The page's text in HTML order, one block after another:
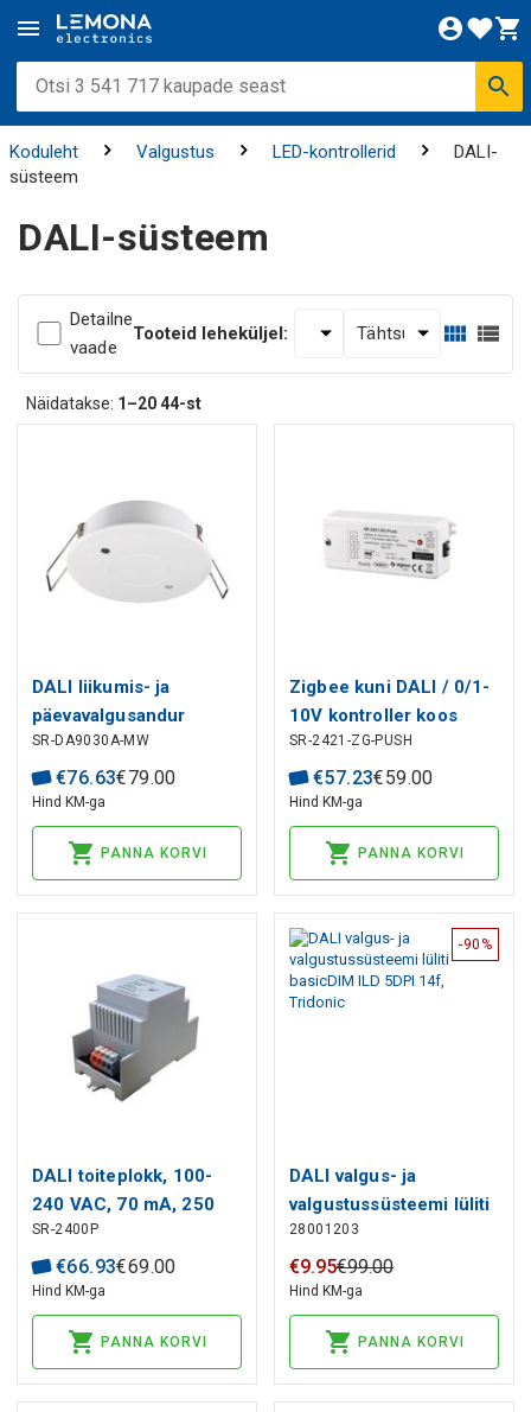
Koduleht Valgustus LED-kontrollerid
DALI-
süsteem
DALI-süsteem
Detailne
vaade
Tooteid leheküljel:
Näidatakse: 1–2044-st
DALI liikumis- ja
päevavalgusandur
12V/24V/36V,
süvistatav, mikrolaineahi
SR-DA9030A-MW
€76.63€79.00
Hind KM-ga
PANNA KORVI
Zigbee kuni DALI / 0/1-
10V kontroller koos
push-dim funktsiooniga
SR-2421-ZG-PUSH
€57.23€59.00
Hind KM-ga
PANNA KORVI
DALI toiteplokk, 100-
240 VAC, 70 mA, 250
mA, Sunricher
SR-2400P
€66.93€69.00
Hind KM-ga
PANNA KORVI
-90%
DALI valgus- ja
valgustussüsteemi lüliti
basicDIM ILD 5DPI 14f,
Tridonic
28001203
€9.95€99.00
Hind KM-ga
PANNA KORVI